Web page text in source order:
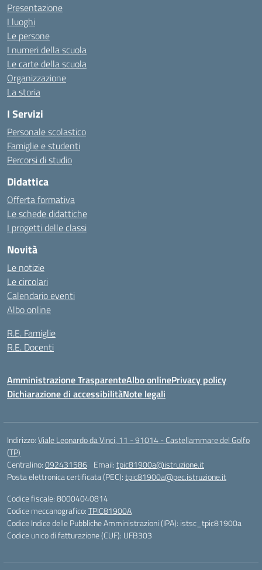
Presentazione
I luoghi
Le persone
I numeri della scuola
Le carte della scuola
Organizzazione
La storia
I Servizi
Personale scolastico
Famiglie e studenti
Percorsi di studio
Didattica
Offerta formativa
Le schede didattiche
I progetti delle classi
Novità
Le notizie
Le circolari
Calendario eventi
Albo online
R.E. Famiglie
R.E. Docenti
Amministrazione TrasparenteAlbo onlinePrivacy policy
Dichiarazione di accessibilitàNote legali
Indirizzo:Viale Leonardo da Vinci, 11 - 91014 - Castellammare del Golfo
(TP)
Centralino:092431586 Email:tpic81900a@istruzione.it
Posta elettronica certificata (PEC):tpic81900a@pec.istruzione.it
Codice fiscale: 80004040814
Codice meccanografico:TPIC81900A
Codice Indice delle Pubbliche Amministrazioni (IPA): istsc_tpic81900a
Codice unico di fatturazione (CUF): UFB303